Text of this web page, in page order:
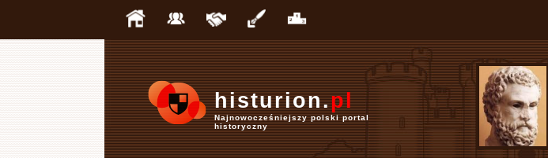
histurion.pl
Najnowocześniejszy polski portal
historyczny